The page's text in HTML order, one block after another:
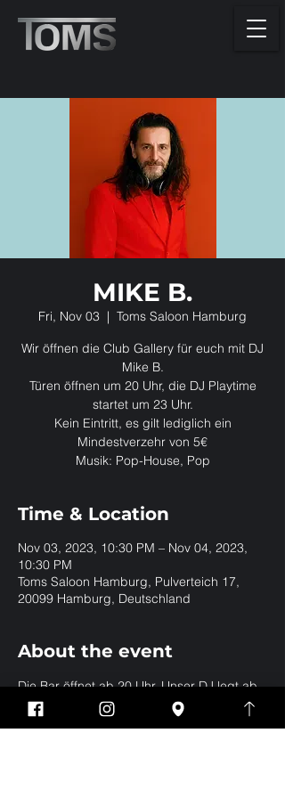
MIKE B.
Fri, Nov 03
  |
Toms Saloon Hamburg
Wir öffnen die Club Gallery für euch mit DJ
Mike B.
Türen öffnen um 20 Uhr, die DJ Playtime
startet um 23 Uhr.
Kein Eintritt, es gilt lediglich ein
Mindestverzehr von 5€
Musik: Pop-House, Pop
Time & Location
Nov 03, 2023, 10:30 PM – Nov 04, 2023,
10:30 PM
Toms Saloon Hamburg, Pulverteich 17,
20099 Hamburg, Deutschland
About the event
Die Bar öffnet ab 20 Uhr. Unser DJ legt ab
23 Uhr in der Club Gallery auf.